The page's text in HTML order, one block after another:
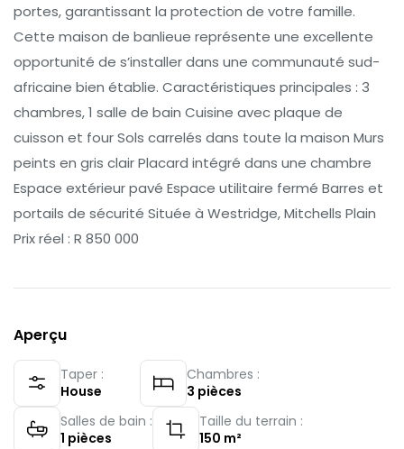
portes, garantissant la protection de votre famille.
Cette maison de banlieue représente une excellente
opportunité de s’installer dans une communauté sud-
africaine bien établie. Caractéristiques principales : 3
chambres, 1 salle de bain Cuisine avec plaque de
cuisson et four Sols carrelés dans toute la maison Murs
peints en gris clair Placard intégré dans une chambre
Espace extérieur pavé Espace utilitaire fermé Barres et
portails de sécurité Située à Westridge, Mitchells Plain
Prix réel : R 850 000
Aperçu
Taper :
House
Chambres :
3 pièces
Salles de bain :
1 pièces
Taille du terrain :
150 m²